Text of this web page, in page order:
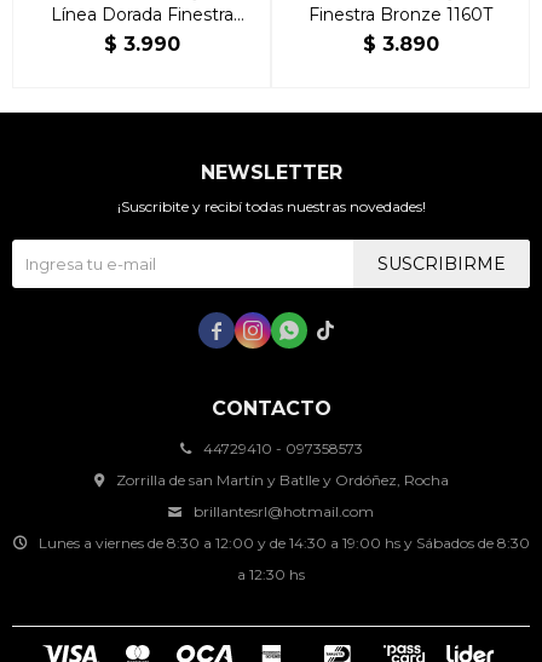
Línea Dorada Finestra
100% Madera Maciza
$ 3.990
Finestra Bronze 1160T
$ 3.890
CONTACTO
44729410 - 097358573
Zorrilla de san Martín y Batlle y Ordóñez, Rocha
brillantesrl@hotmail.com
Lunes a viernes de 8:30 a 12:00 y de 14:30 a 19:00 hs y Sábados de 8:30
a 12:30 hs
NEWSLETTER
¡Suscribite y recibí todas nuestras novedades!
SUSCRIBIRME
   